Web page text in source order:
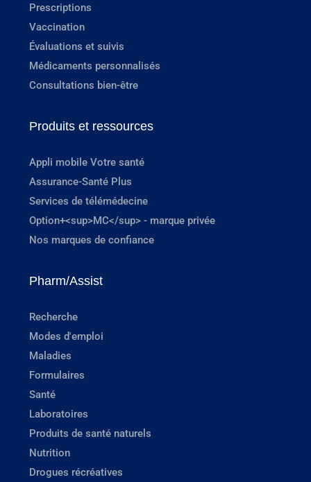
Prescriptions
Vaccination
Évaluations et suivis
Médicaments personnalisés
Consultations bien-être
Produits et ressources
Appli mobile Votre santé
Assurance-Santé Plus
Services de télémédecine
Option+<sup>MC</sup> - marque privée
Nos marques de confiance
Pharm/Assist
Recherche
Modes d'emploi
Maladies
Formulaires
Santé
Laboratoires
Produits de santé naturels
Nutrition
Drogues récréatives